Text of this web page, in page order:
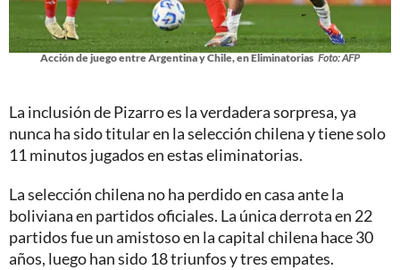
Acción de juego entre Argentina y Chile, en Eliminatorias Foto: AFP
La inclusión de Pizarro es la verdadera sorpresa, ya
nunca ha sido titular en la selección chilena y tiene solo
11 minutos jugados en estas eliminatorias.
La selección chilena no ha perdido en casa ante la
boliviana en partidos oficiales. La única derrota en 22
partidos fue un amistoso en la capital chilena hace 30
años, luego han sido 18 triunfos y tres empates.